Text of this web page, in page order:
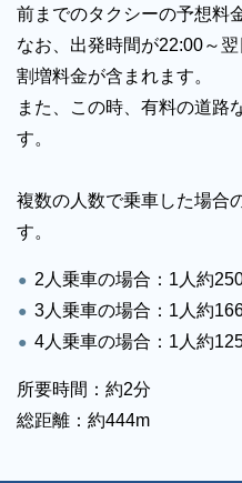
前までのタクシーの予想料
なお、出発時間が22:00～
割増料金が含まれます。
また、この時、有料の道路
す。
複数の人数で乗車した場合
す。
2人乗車の場合：1人約
3人乗車の場合：1人約
4人乗車の場合：1人約
所要時間：約2分
総距離：約444m